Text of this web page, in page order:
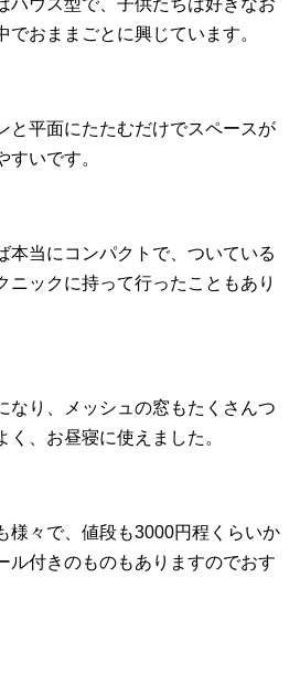
ハウス型で、子供たちは好きなお
でおままごとに興じています。
と平面にたたむだけでスペースが
すいです。
本当にコンパクトで、ついている
ニックに持って行ったこともあり
なり、メッシュの窓もたくさんつ
、お昼寝に使えました。
様々で、値段も3000円程くらいか
ル付きのものもありますのでおす